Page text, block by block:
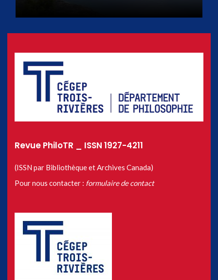
Revue PhiloTR _ ISSN 1927-4211
(ISSN par Bibliothèque et Archives Canada)
Pour nous contacter : formulaire de contact